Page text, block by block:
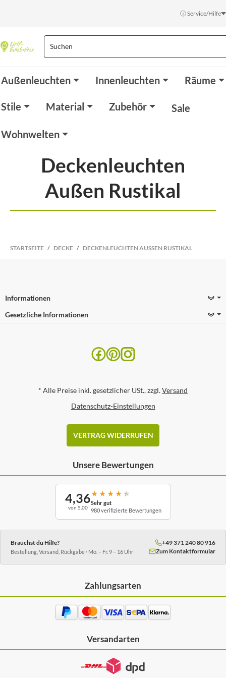
ⓘ Service/Hilfe
Außenleuchten Innenleuchten Räume
Stile Material Zubehör Sale
Wohnwelten
Deckenleuchten
Außen Rustikal
STARTSEITE DECKE DECKENLEUCHTEN AUSSEN RUSTIKAL
Informationen
Gesetzliche Informationen
* Alle Preise inkl. gesetzlicher USt., zzgl.Versand
Datenschutz-Einstellungen
VERTRAG WIDERRUFEN
Unsere Bewertungen
4,36
von 5,00
★ ★ ★ ★ ★
Sehr gut
980 verifizierte Bewertungen
Brauchst du Hilfe?
Bestellung, Versand, Rückgabe · Mo. – Fr. 9 – 16 Uhr
+49 371 240 80 916
Zum Kontaktformular
Zahlungsarten
Versandarten